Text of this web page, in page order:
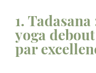
1.
yoga
par